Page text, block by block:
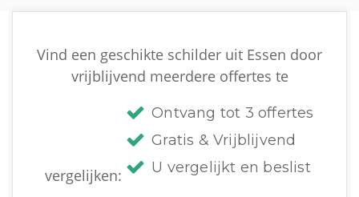
Vind een geschikte schilder uit Essen door
vrijblijvend meerdere offertes te
vergelijken:
Ontvang tot 3 offertes
Gratis & Vrijblijvend
U vergelijkt en beslist